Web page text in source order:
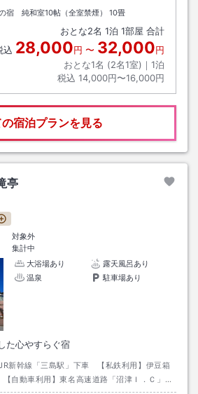
宿 純和室10帖（全室禁煙）
10畳
おとな2名 1泊 1部屋 合計
込 28,000円 〜 32,000円
おとな1名 (2名1室)｜ 1泊
税込 14,000円〜16,000円
宿泊プランを見る
亭
対象外
集計中
大浴場あり
露天風呂あり
温泉
駐車場あり
た心やすらぐ宿
JR新幹線「三島駅」下車 【私鉄利用】伊豆箱
自動車利用】東名高速道路「沼津Ｉ．Ｃ」よ